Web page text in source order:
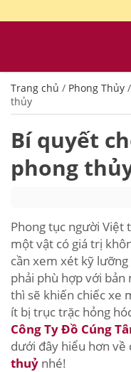
Trang chủ / Phong Thủy /
thủy
Bí quyết
phong
Phong tục người Việt
một vật có giá trị
cần xem xét kỹ
phải phù hợp với
thì sẽ khiến chiếc xe
ít bị trục trặc hỏng
Công Ty Đồ Cúng
dưới đây hiểu hơn về
thuỷ nhé!